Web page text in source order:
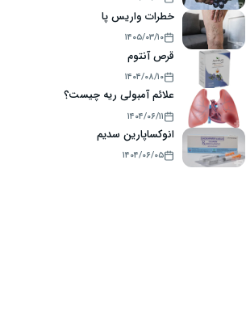
خطرات واریس پا
۱۴۰۵/۰۳/۱۰
قرص آنتوم
۱۴۰۴/۰۸/۱۰
علائم آمبولی ریه چیست؟
۱۴۰۴/۰۶/۱۱
انوکساپارین سدیم
۱۴۰۴/۰۶/۰۵